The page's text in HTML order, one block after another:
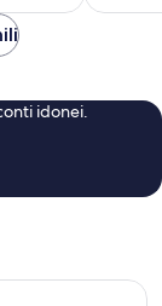
101 €
idonei.